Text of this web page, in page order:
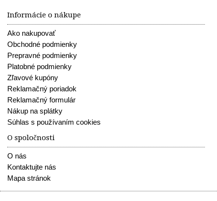
Informácie o nákupe
Ako nakupovať
Obchodné podmienky
Prepravné podmienky
Platobné podmienky
Zľavové kupóny
Reklamačný poriadok
Reklamačný formulár
Nákup na splátky
Súhlas s používaním cookies
O spoločnosti
O nás
Kontaktujte nás
Mapa stránok